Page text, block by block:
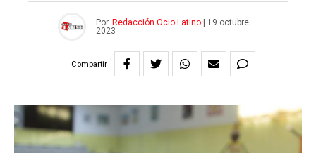
Por Redacción Ocio Latino
19 octubre
2023
Compartir